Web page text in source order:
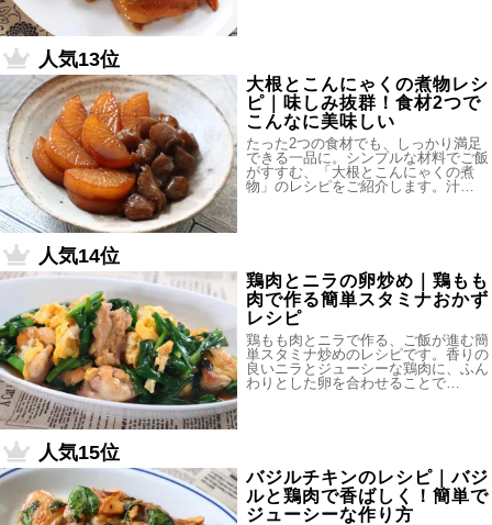
人気13位
大根とこんにゃくの煮物レシ
ピ｜味しみ抜群！食材2つで
こんなに美味しい
たった2つの食材でも、しっかり満足
できる一品に。シンプルな材料でご飯
がすすむ、「大根とこんにゃくの煮
物」のレシピをご紹介します。汁…
人気14位
鶏肉とニラの卵炒め｜鶏もも
肉で作る簡単スタミナおかず
レシピ
鶏もも肉とニラで作る、ご飯が進む簡
単スタミナ炒めのレシピです。香りの
良いニラとジューシーな鶏肉に、ふん
わりとした卵を合わせることで…
人気15位
バジルチキンのレシピ｜バジ
ルと鶏肉で香ばしく！簡単で
ジューシーな作り方